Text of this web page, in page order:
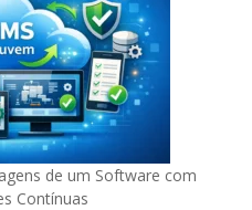
de um Software com
Contínuas